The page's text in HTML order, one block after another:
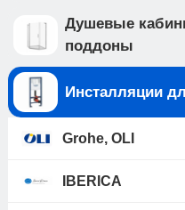
Душевые
поддоны
Инсталляции
Grohe, OLI
IBERICA